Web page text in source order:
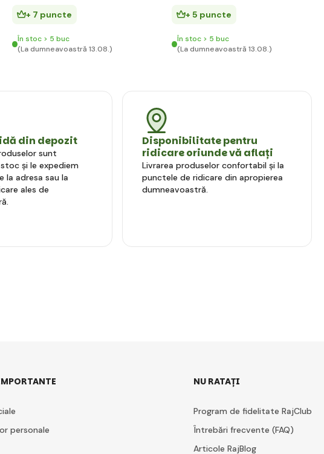
+ 7 puncte
În stoc > 5 buc
(La dumneavoastră 13.08.)
+ 5 puncte
În stoc > 5 buc
(La dumneavoastră 13.08.)
din depozit
sunt
și le expediem
la adresa sau la
ales de
Disponibilitate pentru
ridicare oriunde vă aflați
Livrarea produselor confortabil și la
punctele de ridicare din apropierea
dumneavoastră.
personale
NU RATAȚI
Program de fidelitate RajClub
Întrebări frecvente (FAQ)
Articole RajBlog